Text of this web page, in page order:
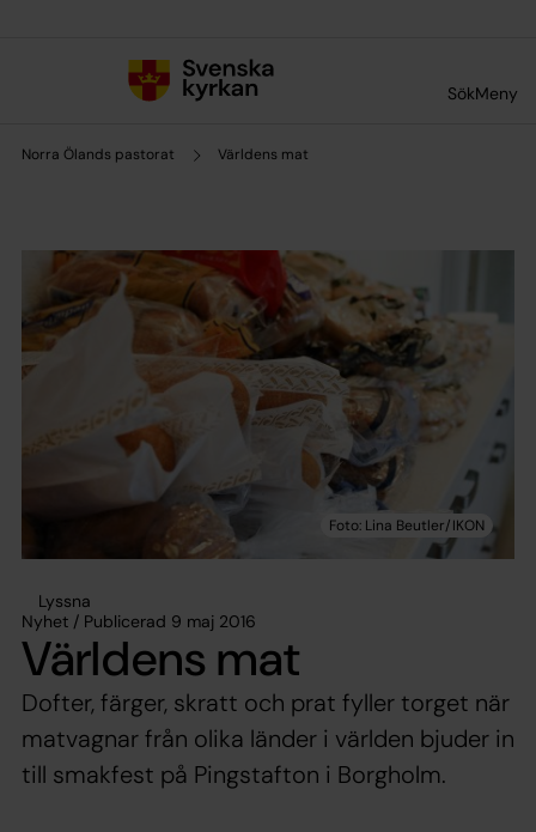
SökMeny
Norra Ölands pastorat Världens mat
Lyssna
Nyhet / Publicerad 9 maj 2016
Världens mat
Dofter, färger, skratt och prat fyller torget när
matvagnar från olika länder i världen bjuder in
till smakfest på Pingstafton i Borgholm.